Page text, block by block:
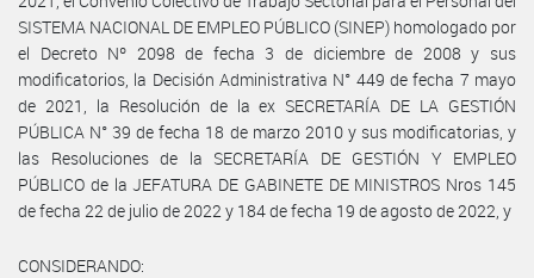
SISTEMA NACIONAL DE EMPLEO PÚBLICO (SINEP) homologado por
el Decreto Nº 2098 de fecha 3 de diciembre de 2008 y sus
modificatorios, la Decisión Administrativa N° 449 de fecha 7 mayo
de 2021, la Resolución de la ex SECRETARÍA DE LA GESTIÓN
PÚBLICA N° 39 de fecha 18 de marzo 2010 y sus modificatorias, y
las Resoluciones de la SECRETARÍA DE GESTIÓN Y EMPLEO
PÚBLICO de la JEFATURA DE GABINETE DE MINISTROS Nros 145
de fecha 22 de julio de 2022 y 184 de fecha 19 de agosto de 2022, y
CONSIDERANDO: